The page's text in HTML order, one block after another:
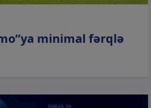
minimal fərqlə